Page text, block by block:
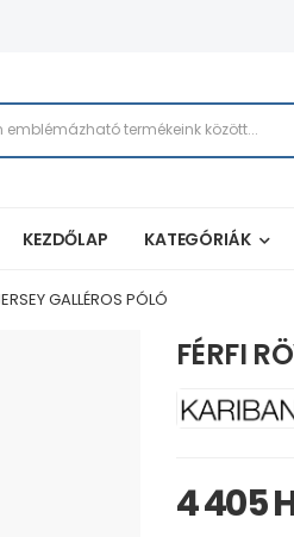
KEZDŐLAP KATEGÓRIÁK
GALLÉROS PÓLÓ
FÉRFI
4 405